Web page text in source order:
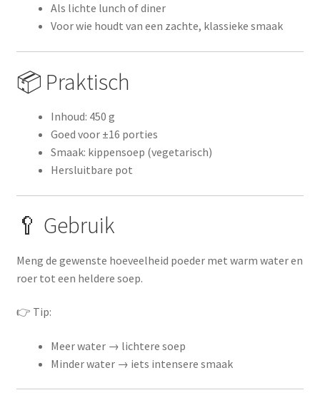
Als lichte lunch of diner
Voor wie houdt van een zachte, klassieke smaak
📦 Praktisch
Inhoud: 450 g
Goed voor ±16 porties
Smaak: kippensoep (vegetarisch)
Hersluitbare pot
🥄 Gebruik
Meng de gewenste hoeveelheid poeder met warm water en
roer tot een heldere soep.
👉 Tip:
Meer water → lichtere soep
Minder water → iets intensere smaak